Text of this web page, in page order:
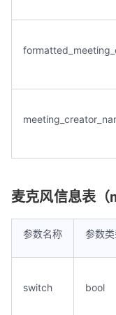
麦克风信息表（
参数名称 参数类
switch bool